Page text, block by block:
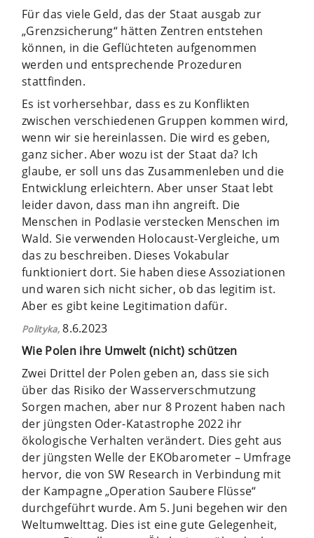
Für das viele Geld, das der Staat ausgab zur
„Grenzsicherung“ hätten Zentren entstehen
können, in die Geflüchteten aufgenommen
werden und entsprechende Prozeduren
stattfinden.
Es ist vorhersehbar, dass es zu Konflikten
zwischen verschiedenen Gruppen kommen wird,
wenn wir sie hereinlassen. Die wird es geben,
ganz sicher. Aber wozu ist der Staat da? Ich
glaube, er soll uns das Zusammenleben und die
Entwicklung erleichtern. Aber unser Staat lebt
leider davon, dass man ihn angreift. Die
Menschen in Podlasie verstecken Menschen im
Wald. Sie verwenden Holocaust-Vergleiche, um
das zu beschreiben. Dieses Vokabular
funktioniert dort. Sie haben diese Assoziationen
und waren sich nicht sicher, ob das legitim ist.
Aber es gibt keine Legitimation dafür.
Polityka,8.6.2023
Wie Polen ihre Umwelt (nicht) schützen
Zwei Drittel der Polen geben an, dass sie sich
über das Risiko der Wasserverschmutzung
Sorgen machen, aber nur 8 Prozent haben nach
der jüngsten Oder-Katastrophe 2022 ihr
ökologische Verhalten verändert. Dies geht aus
der jüngsten Welle der EKObarometer – Umfrage
hervor, die von SW Research in Verbindung mit
der Kampagne „Operation Saubere Flüsse“
durchgeführt wurde. Am 5. Juni begehen wir den
Weltumwelttag. Dies ist eine gute Gelegenheit,